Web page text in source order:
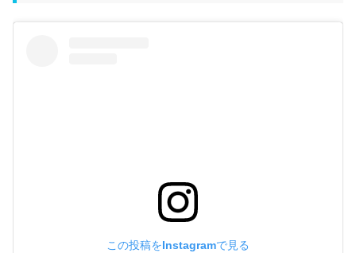
この投稿をInstagramで見る